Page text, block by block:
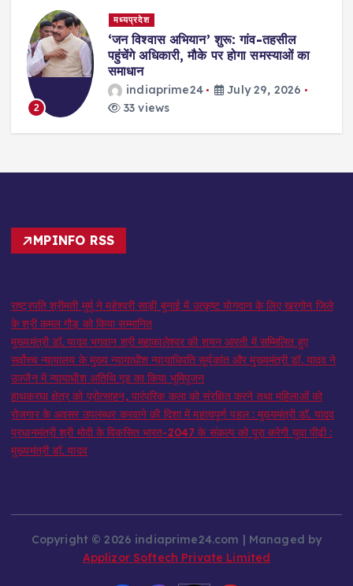
2
मध्यप्रदेश
‘जन विश्वास अभियान’ शुरू: गांव-तहसील
पहुंचेंगे अधिकारी, मौके पर होगा समस्याओं का
समाधान
indiaprime24
July 29, 2026
33 views
MPINFO RSS
राष्ट्रपति श्रीमती मुर्मु ने महेश्वरी साड़ी बुनाई में उत्कृष्ट योगदान के लिए खरगोन जिले
के श्री कमल गौड़ को किया सम्मानित
मुख्यमंत्री डॉ. यादव भगवान श्री महाकालेश्‍वर की शयन आरती में सम्मिलित हुए
सर्वोच्च न्यायालय के मुख्‍य न्‍यायाधीश न्यायाधिपति सूर्यकांत और मुख्यमंत्री डॉ. यादव ने
उज्जैन में न्यायाधीश अतिथि गृह का किया भूमिपूजन
हाथकरघा क्षेत्र को प्रोत्साहन, पारंपरिक कला को संरक्षित करने तथा महिलाओं को
रोजगार के अवसर उपलब्धर करवाने की दिशा में महत्वपूर्ण पहल : मुख्यमंत्री डॉ. यादव
प्रधानमंत्री श्री मोदी के विकसित भारत-2047 के संकल्प को पूरा करेगी युवा पीढ़ी :
मुख्यमंत्री डॉ. यादव
Copyright © 2026 indiaprime24.com | Managed by
Applizor Softech Private Limited